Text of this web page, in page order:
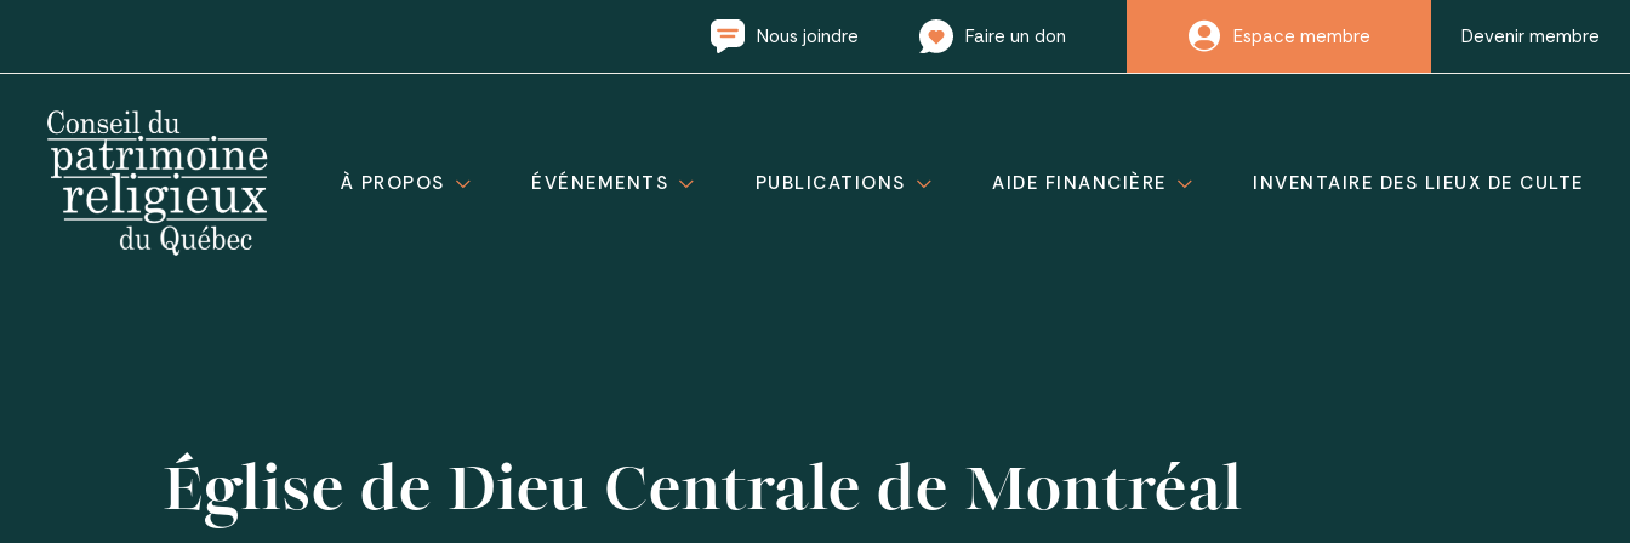
Nous joindre Faire un don Espace membre Devenir membre
À PROPOS ÉVÉNEMENTS PUBLICATIONS AIDE FINANCIÈRE INVENTAIRE DES LIEUX DE CULTE
Église de Dieu Centrale de Montréal